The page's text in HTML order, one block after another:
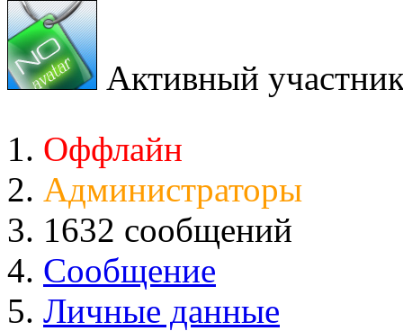
Активный
Оффлайн
Администраторы
1632 сообщений
Сообщение
Личные данные